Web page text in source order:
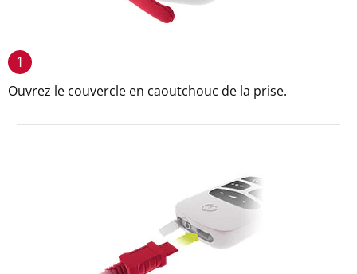
1
Ouvrez le couvercle en caoutchouc de la prise.